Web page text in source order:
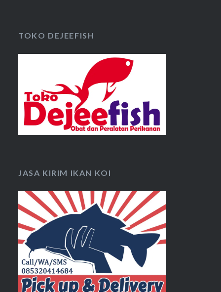
TOKO DEJEEFISH
JASA KIRIM IKAN KOI